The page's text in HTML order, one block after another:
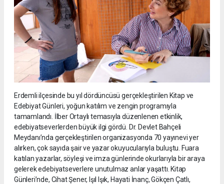
Erdemli ilçesinde bu yıl dördüncüsü gerçekleştirilen Kitap ve
Edebiyat Günleri, yoğun katılım ve zengin programıyla
tamamlandı. İlber Ortaylı temasıyla düzenlenen etkinlik,
edebiyatseverlerden büyük ilgi gördü. Dr. Devlet Bahçeli
Meydanı’nda gerçekleştirilen organizasyonda 70 yayınevi yer
alırken, çok sayıda şair ve yazar okuyucularıyla buluştu. Fuara
katılan yazarlar, söyleşi ve imza günlerinde okurlarıyla bir araya
gelerek edebiyatseverlere unutulmaz anlar yaşattı. Kitap
Günleri’nde, Cihat Şener, Işıl Işık, Hayati İnanç, Gökçen Çatlı,